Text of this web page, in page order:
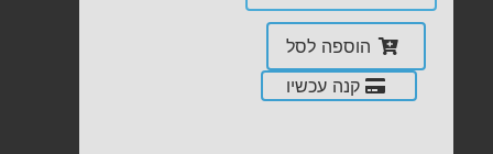
הוספה לסל
קנה עכשיו